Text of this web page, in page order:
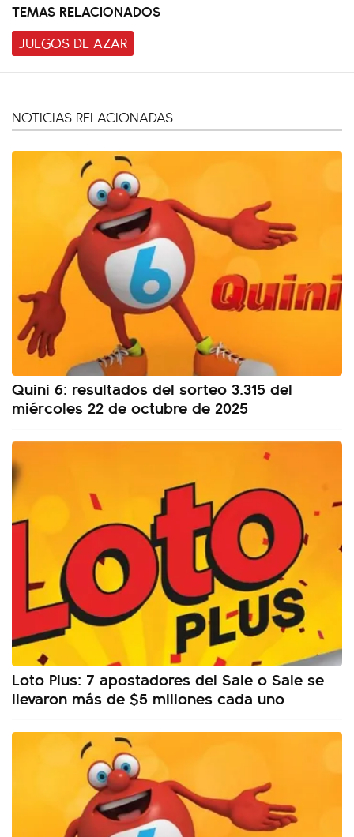
TEMAS RELACIONADOS
JUEGOS DE AZAR
NOTICIAS RELACIONADAS
Quini 6: resultados del sorteo 3.315 del
miércoles 22 de octubre de 2025
Loto Plus: 7 apostadores del Sale o Sale se
llevaron más de $5 millones cada uno